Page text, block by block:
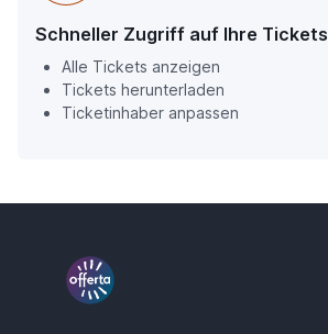
Schneller Zugriff auf Ihre Tickets
Alle Tickets anzeigen
Tickets herunterladen
Ticketinhaber anpassen